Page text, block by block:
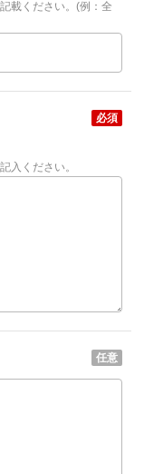
載ください。(例：全
必須
入ください。
任意